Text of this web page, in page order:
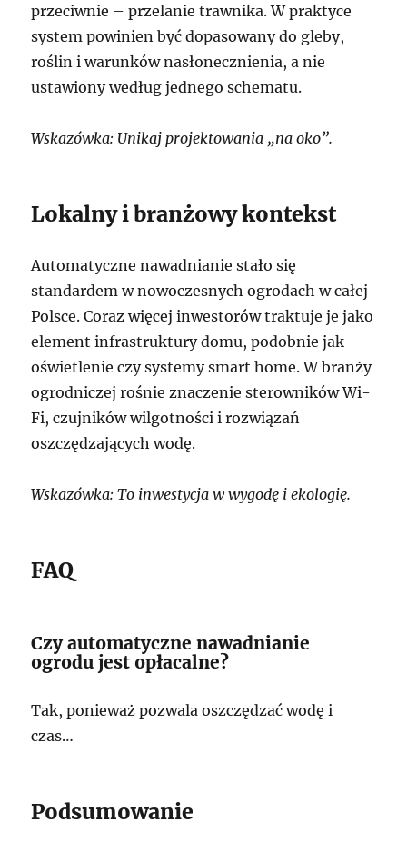
przeciwnie – przelanie trawnika. W praktyce
system powinien być dopasowany do gleby,
roślin i warunków nasłonecznienia, a nie
ustawiony według jednego schematu.
Wskazówka: Unikaj projektowania „na oko”.
Lokalny i branżowy kontekst
Automatyczne nawadnianie stało się
standardem w nowoczesnych ogrodach w całej
Polsce. Coraz więcej inwestorów traktuje je jako
element infrastruktury domu, podobnie jak
oświetlenie czy systemy smart home. W branży
ogrodniczej rośnie znaczenie sterowników Wi-
Fi, czujników wilgotności i rozwiązań
oszczędzających wodę.
Wskazówka: To inwestycja w wygodę i ekologię.
FAQ
Czy automatyczne nawadnianie
ogrodu jest opłacalne?
Tak, ponieważ pozwala oszczędzać wodę i
czas…
Podsumowanie